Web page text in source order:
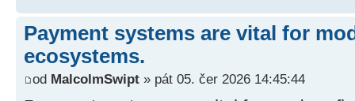
Payment systems are vital for
ecosystems.
od MalcolmSwipt » pát 05. čer 2026 14:45:44